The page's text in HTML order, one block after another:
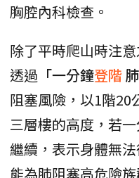
胸腔內科檢查。
除了平時爬山時注
透過 「一分鐘登階
阻塞風險，以1階20
三層樓的高度，若
繼續，表示身體無
能為肺阻塞高危險